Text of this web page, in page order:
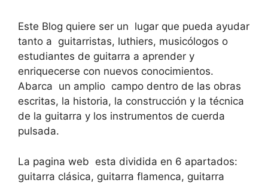
Este Blog quiere ser un lugar que pueda ayudar
tanto a guitarristas, luthiers, musicólogos o
estudiantes de guitarra a aprender y
enriquecerse con nuevos conocimientos.
Abarca un amplio campo dentro de las obras
escritas, la historia, la construcción y la técnica
de la guitarra y los instrumentos de cuerda
pulsada.
La pagina web esta dividida en 6 apartados:
guitarra clásica, guitarra flamenca, guitarra